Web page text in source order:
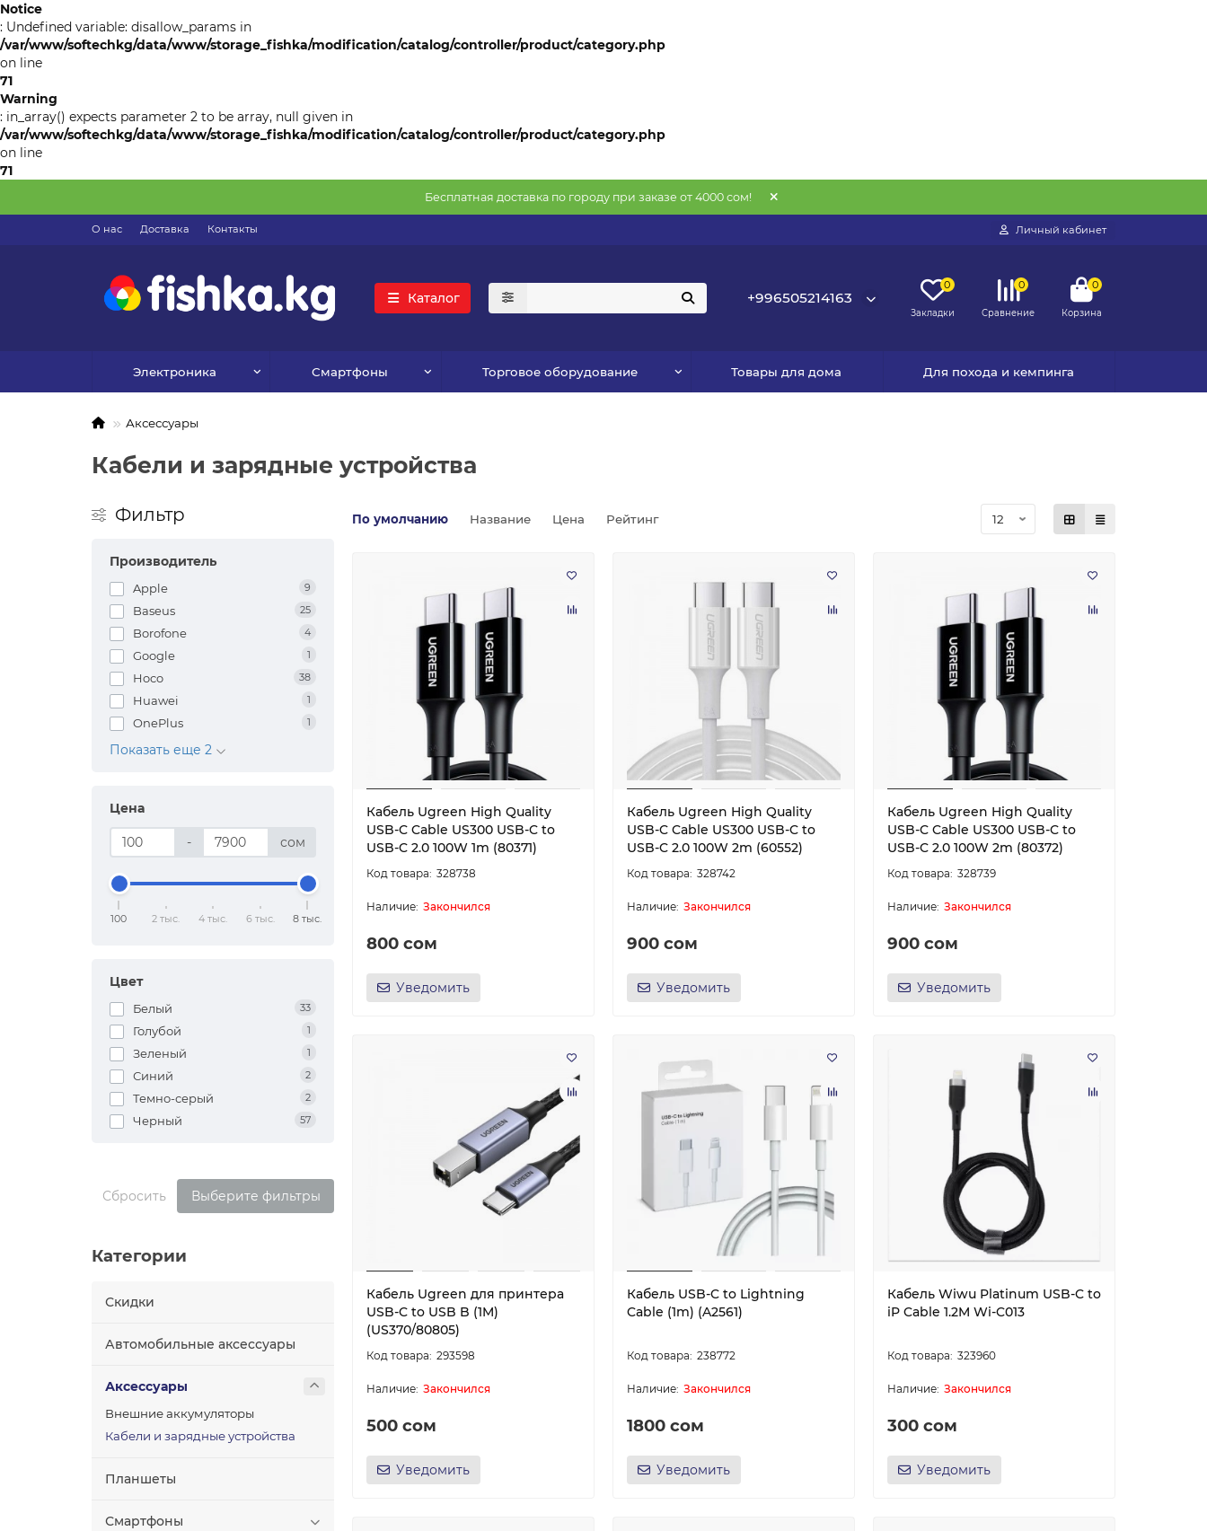
Notice
: Undefined variable: disallow_params in
/var/www/softechkg/data/www/storage_fishka/modification/catalog/controller/product/category.php
on line
71
Warning
: in_array() expects parameter 2 to be array, null given in
/var/www/softechkg/data/www/storage_fishka/modification/catalog/controller/product/category.php
on line
71
Бесплатная доставка по городу при заказе от 4000 сом!
О нас Доставка Контакты Личный кабинет
Каталог +996505214163
0
Закладки
0
Сравнение
0
Корзина
Электроника Смартфоны Торговое оборудование Товары для дома Для похода и кемпинга
Аксессуары
Кабели и зарядные устройства
Фильтр
Производитель
Apple 9
Baseus 25
Borofone 4
Google 1
Hoco 38
Huawei 1
OnePlus 1
Показать еще 2
Цена
- сом
100 2 тыс. 4 тыс. 6 тыс. 8 тыс.
Цвет
Белый 33
Голубой 1
Зеленый 1
Синий 2
Темно-серый 2
Черный 57
Сбросить Выберите фильтры
Категории
Скидки
Автомобильные аксессуары
Аксессуары
Внешние аккумуляторы
Кабели и зарядные устройства
Планшеты
Смартфоны
По умолчанию Название Цена Рейтинг
Кабель Ugreen High Quality
USB-C Cable US300 USB-C to
USB-C 2.0 100W 1m (80371)
328738
Закончился
800 сом
Уведомить
Кабель Ugreen High Quality
USB-C Cable US300 USB-C to
USB-C 2.0 100W 2m (60552)
328742
Закончился
900 сом
Уведомить
Кабель Ugreen High Quality
USB-C Cable US300 USB-C to
USB-C 2.0 100W 2m (80372)
328739
Закончился
900 сом
Уведомить
Кабель Ugreen для принтера
USB-C to USB B (1M)
(US370/80805)
293598
Закончился
500 сом
Уведомить
Кабель USB-C to Lightning
Cable (1m) (A2561)
238772
Закончился
1800 сом
Уведомить
Кабель Wiwu Platinum USB-C to
iP Cable 1.2M Wi-C013
323960
Закончился
300 сом
Уведомить